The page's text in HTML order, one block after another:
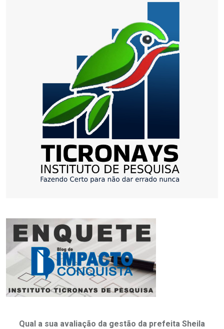
Qual a sua avaliação da gestão da prefeita Sheila